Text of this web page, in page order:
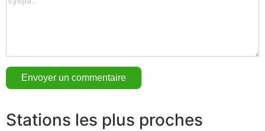
Stations les plus proches